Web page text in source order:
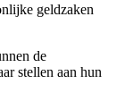
geldzaken
de
stellen aan hun